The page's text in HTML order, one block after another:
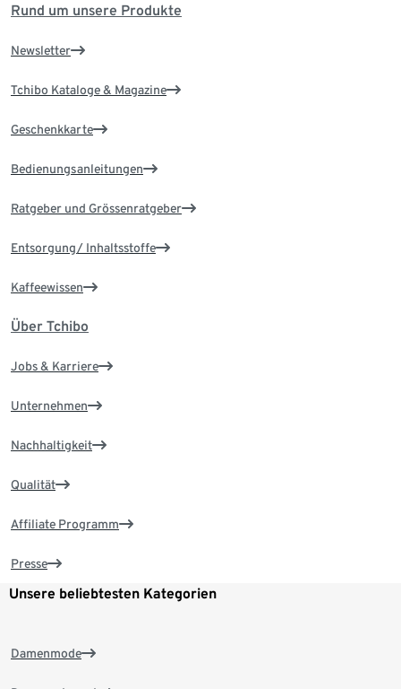
Rund um unsere Produkte
Newsletter
Tchibo Kataloge & Magazine
Geschenkkarte
Bedienungsanleitungen
Ratgeber und Grössenratgeber
Entsorgung/ Inhaltsstoffe
Kaffeewissen
Über Tchibo
Jobs & Karriere
Unternehmen
Nachhaltigkeit
Qualität
Affiliate Programm
Presse
Unsere beliebtesten Kategorien
Damenmode